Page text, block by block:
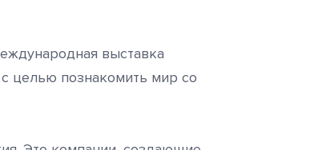
выставка
целью познакомить мир со